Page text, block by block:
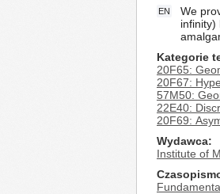
EN
We
infinity)
Kategorie
20F65:
20F67:
57M50:
22E40:
20F69:
Wydawca
Institute of